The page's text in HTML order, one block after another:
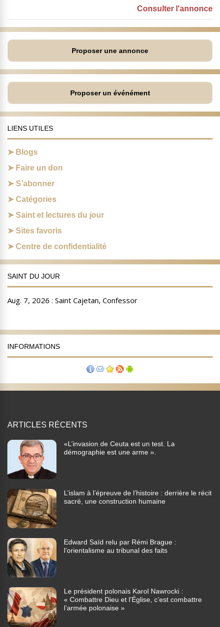
Consulter l'annonce
Proposer une annonce
Proposer un événément
LIENS UTILES
Blogs
Faire un don
S’abonner
Catégories
Saint et lectures du jour
Sites favoris
Centre de confidentialité
SAINT DU JOUR
INFORMATIONS
ARTICLES RÉCENTS
«L’invasion de Ceuta est un test. La
démographie est une arme ».
L’islam à l’épreuve de l’histoire : derrière le récit
sacré, une construction humaine
Edward Saïd relu par Rémi Brague :
l’orientalisme au tribunal des faits
Le président polonais Karol Nawrocki :
« Combattre Dieu et l’Église, c’est combattre
l’armée polonaise »